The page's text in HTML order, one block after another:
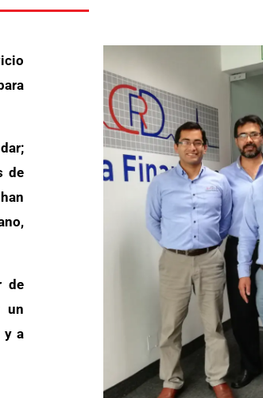
de
de
un
y a